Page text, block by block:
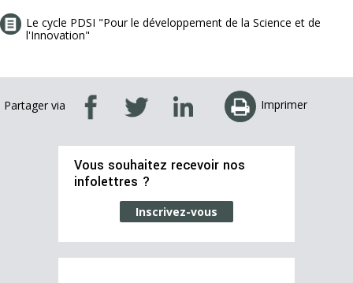
Le cycle PDSI "Pour le développement de la Science et de
l'Innovation"
Partager via Imprimer
Vous souhaitez recevoir nos
infolettres ?
Inscrivez-vous